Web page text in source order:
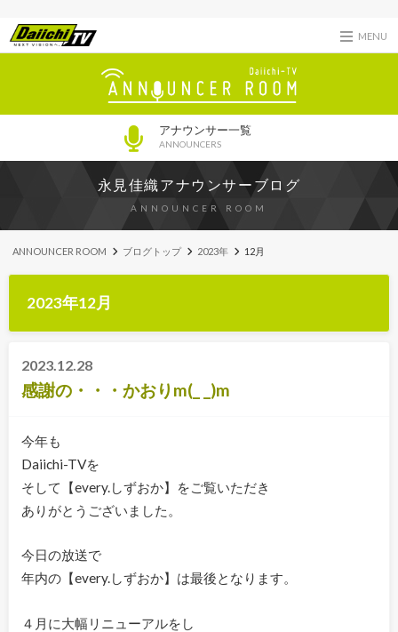
MENU
アナウンサー一覧
ANNOUNCERS
永見佳織アナウンサーブログ
ANNOUNCER ROOM
ANNOUNCER ROOM ブログトップ 2023年 12月
2023年12月
2023.12.28
感謝の・・・かおりm(_ _)m
今年も
Daiichi-TVを
そして【every.しずおか】をご覧いただき
ありがとうございました。
今日の放送で
年内の【every.しずおか】は最後となります。
４月に大幅リニューアルをし